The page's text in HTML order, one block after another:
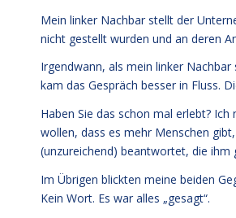
Mein linker Nachbar stellt der
nicht gestellt wurden und an deren
Irgendwann, als mein linker
kam das Gespräch besser in Fluss.
Haben Sie das schon mal erlebt?
wollen, dass es mehr Menschen
(unzureichend) beantwortet, die ihm
Im Übrigen blickten meine beiden
Kein Wort. Es war alles „gesagt“.